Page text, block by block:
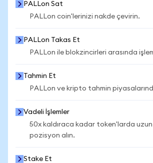
PALLon Sat
PALLon coin'lerinizi nakde çevirin.
PALLon Takas Et
PALLon ile blokzincirleri arasında
Tahmin Et
PALLon ve kripto tahmin
Vadeli İşlemler
50x kaldıraca kadar token'larda uzun
pozisyon alın.
Stake Et